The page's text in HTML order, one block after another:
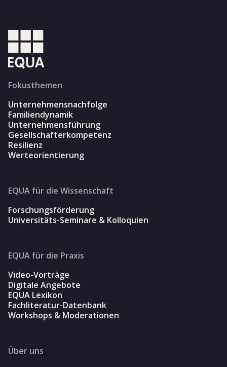
Fokusthemen
Unternehmensnachfolge
Familiendynamik
Unternehmensführung
Gesellschafterkompetenz
Resilienz
Werteorientierung
EQUA für die Wissenschaft
Forschungsförderung
Universitäts-Seminare & Kolloquien
EQUA für die Praxis
Video-Vorträge
Digitale Angebote
EQUA Lexikon
Fachliteratur-Datenbank
Workshops & Moderationen
Über uns